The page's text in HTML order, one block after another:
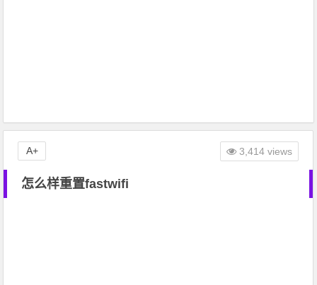
怎么样重置fastwifi
3,414 views
A+